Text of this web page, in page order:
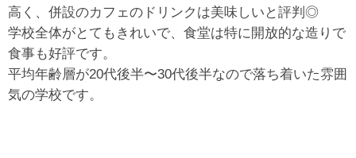
高く、併設のカフェのドリンクは美味しいと評判◎
学校全体がとてもきれいで、食堂は特に開放的な造りで
食事も好評です。
平均年齢層が20代後半〜30代後半なので落ち着いた雰囲
気の学校です。